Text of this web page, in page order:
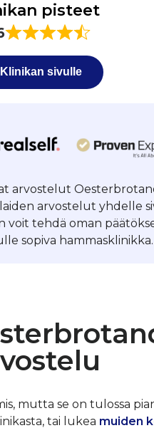
pisteet
Klinikan sivulle
arvostelut
arvostelut yhdelle
voit tehdä oman
sopiva hammasklinikka.
mutta se on tulossa
tai lukea muiden